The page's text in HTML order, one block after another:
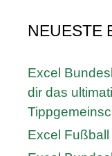
NEUESTE
Excel
dir das
Excel